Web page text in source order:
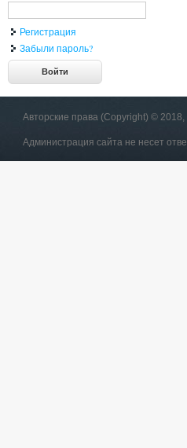
Регистрация
Забыли пароль?
Авторские права (Copyright) ©
Администрация сайта не несет